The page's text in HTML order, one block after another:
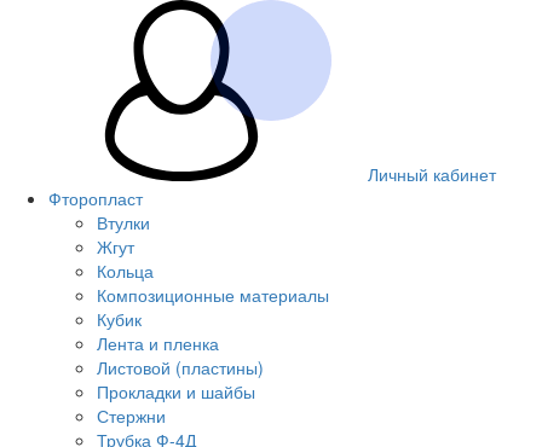
Личный кабинет
Фторопласт
Втулки
Жгут
Кольца
Композиционные материалы
Кубик
Лента и пленка
Листовой (пластины)
Прокладки и шайбы
Стержни
Трубка Ф-4Д